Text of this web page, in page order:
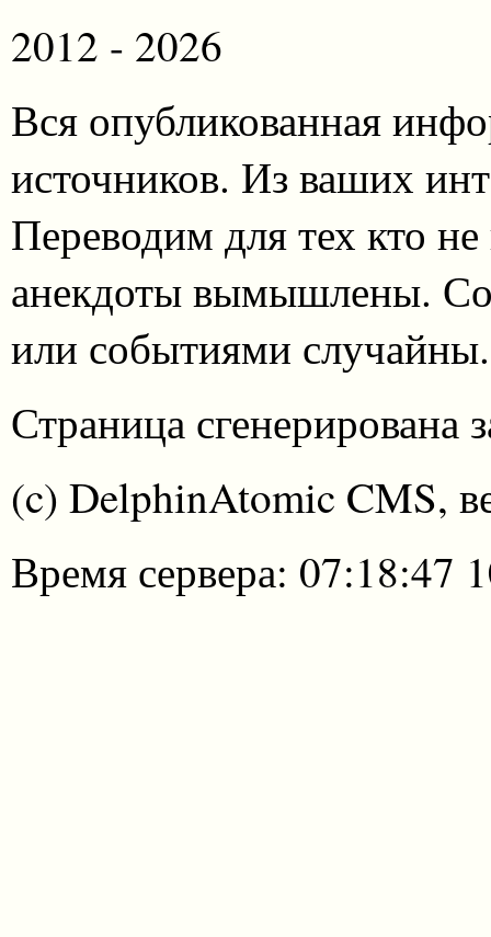
2012 - 2026
Вся опубликованная
источников. Из ваших
Переводим для тех кто
анекдоты вымышлены.
или событиями случайны.
Страница сгенерирована
(c) DelphinAtomic CMS,
Время сервера: 07:18:47